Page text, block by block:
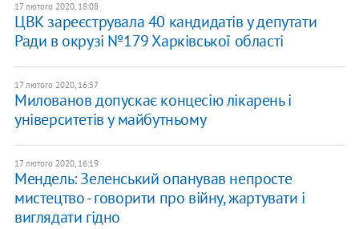
17 лютого 2020, 18:08
​ЦВК зареєструвала 40 кандидатів у депутати
Ради в окрузі №179 Харківської області
17 лютого 2020, 16:57
Милованов допускає концесію лікарень і
університетів у майбутньому
17 лютого 2020, 16:19
Мендель: Зеленський опанував непросте
мистецтво - говорити про війну, жартувати і
виглядати гідно